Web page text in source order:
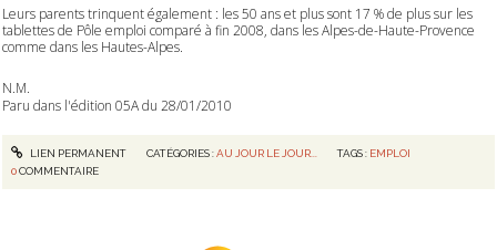
Leurs parents trinquent également : les 50 ans et plus sont 17 % de plus sur les
tablettes de Pôle emploi comparé à fin 2008, dans les Alpes-de-Haute-Provence
comme dans les Hautes-Alpes.
N.M.
Paru dans l'édition 05A du 28/01/2010
LIEN PERMANENT CATÉGORIES :AU JOUR LE JOUR... TAGS : EMPLOI
0COMMENTAIRE